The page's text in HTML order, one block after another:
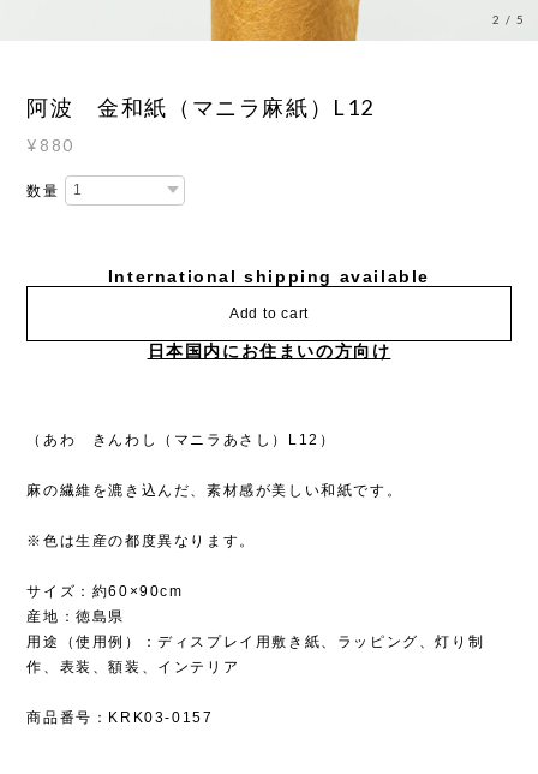
3 /5
阿波 金和紙（マニラ麻紙）L12
¥880
数量
International shipping available
Add to cart
日本国内にお住まいの方向け
（あわ きんわし（マニラあさし）L12）
麻の繊維を漉き込んだ、素材感が美しい和紙です。
※色は生産の都度異なります。
サイズ：約60×90cm
産地：徳島県
用途（使用例）：ディスプレイ用敷き紙、ラッピング、灯り制
作、表装、額装、インテリア
商品番号：KRK03-0157